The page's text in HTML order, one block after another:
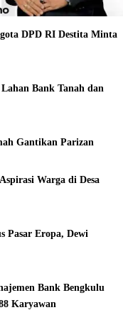
DPD RI Destita Minta
Bank Tanah dan
Gantikan Parizan
Warga di Desa
Pasar Eropa, Dewi
Bank Bengkulu
Karyawan